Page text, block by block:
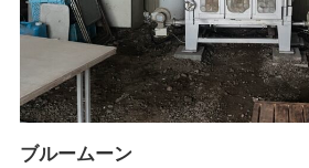
ブルームーン